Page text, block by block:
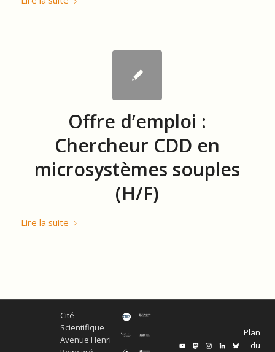
Offre d’emploi :
Chercheur CDD en
microsystèmes souples
(H/F)
Lire la suite
Cité
Scientifique
Avenue Henri
Plan
du